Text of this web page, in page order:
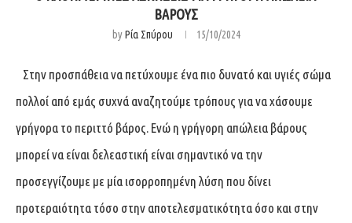
ΒΑΡΟΥΣ
byΡία Σπύρου 15/10/2024
Στην προσπάθεια να πετύχουμε ένα πιο δυνατό και υγιές σώμα
πολλοί από εμάς συχνά αναζητούμε τρόπους για να χάσουμε
γρήγορα το περιττό βάρος. Ενώ η γρήγορη απώλεια βάρους
μπορεί να είναι δελεαστική είναι σημαντικό να την
προσεγγίζουμε με μία ισορροπημένη λύση που δίνει
προτεραιότητα τόσο στην αποτελεσματικότητα όσο και στην